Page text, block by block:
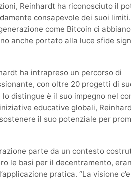
Reinhardt ha riconosciuto il
consapevole dei suoi
come Bitcoin ci abbiano
anche portato alla luce sfide
ha intrapreso un percorso di
con oltre 20 progetti di
distingue è il suo impegno nel
educative globali,
il suo potenziale per
parte da un contesto
le basi per il decentramento,
pratica. “La visione